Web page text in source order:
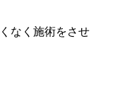
なく施術をさせ